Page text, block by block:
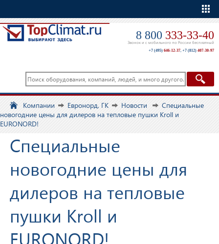
8 800 333-33-40
Звонок и с мобильного по России бесплатный
+7 (495) 646-12-37, +7 (812) 407-30-97
Компании Евронорд, ГК Новости
Специальные
новогодние цены для дилеров на тепловые пушки Kroll и
EURONORD!
Специальные
новогодние цены для
дилеров на тепловые
пушки Kroll и
EURONORD!